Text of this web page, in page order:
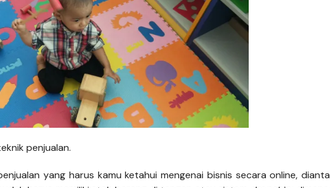
penjualan.
yang harus kamu ketahui mengenai bisnis secara online,